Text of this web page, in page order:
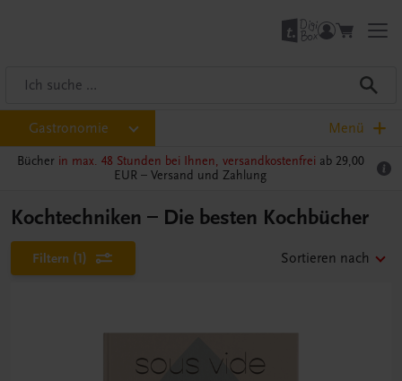
Gastronomie Menü
Bücher in max. 48 Stunden bei Ihnen, versandkostenfrei ab 29,00
EUR – Versand und Zahlung
Kochtechniken – Die besten Kochbücher
Filtern (1) Sortieren nach